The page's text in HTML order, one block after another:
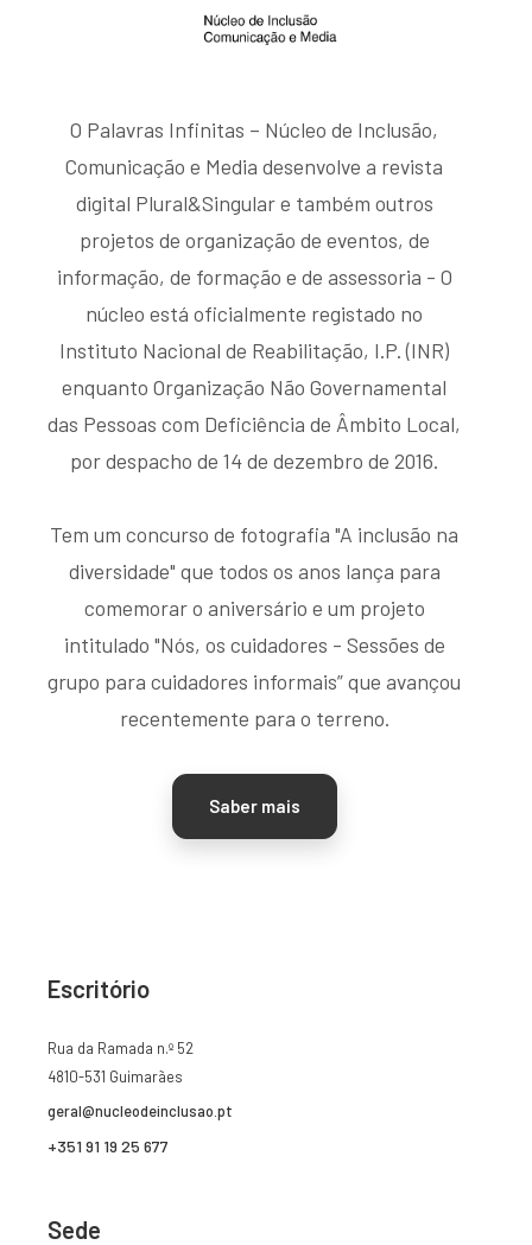
O Palavras Infinitas – Núcleo de Inclusão,
Comunicação e Media desenvolve a revista
digital Plural&Singular e também outros
projetos de organização de eventos, de
informação, de formação e de assessoria - O
núcleo está oficialmente registado no
Instituto Nacional de Reabilitação, I.P. (INR)
enquanto Organização Não Governamental
das Pessoas com Deficiência de Âmbito Local,
por despacho de 14 de dezembro de 2016.
Tem um concurso de fotografia "A inclusão na
diversidade" que todos os anos lança para
comemorar o aniversário e um projeto
intitulado "Nós, os cuidadores - Sessões de
grupo para cuidadores informais” que avançou
recentemente para o terreno.
Saber mais
Escritório
Rua da Ramada n.º 52
4810-531 Guimarães
geral@nucleodeinclusao.pt
+351 91 19 25 677
Sede